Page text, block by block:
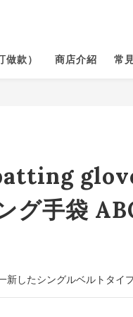
款） 商店介紹 常
グ手袋
新したシングルベルトタイ